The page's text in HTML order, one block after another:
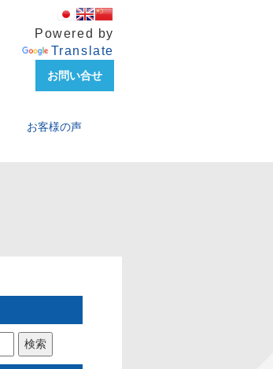
Powered by
Translate
お問い合せ
お客様の声